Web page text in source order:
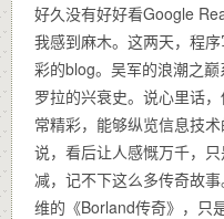
好久没有好好看Google
我感到麻木。这两天，程
彩的blog。吴军的浪潮之
罗拉的兴衰史。说心里话
常精彩，能够纵览信息技
说，看后让人感慨万千，
减，记不下这么多传奇故
维的《Borland传奇》，只